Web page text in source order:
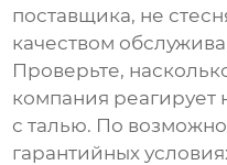
поставщика, не
качеством
Проверьте,
компания
с талью. По
гарантийных